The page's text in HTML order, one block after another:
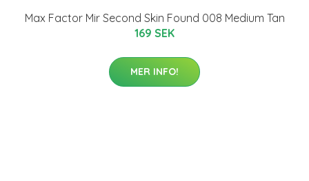
Max Factor Mir Second Skin Found 008 Medium Tan
169 SEK
MER INFO!